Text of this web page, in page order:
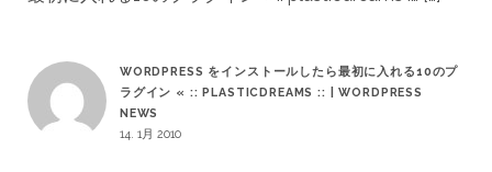
WORDPRESS をインストールしたら最初に入れる10のプ
ラグイン « :: PLASTICDREAMS :: | WORDPRESS
NEWS
14. 1月 2010